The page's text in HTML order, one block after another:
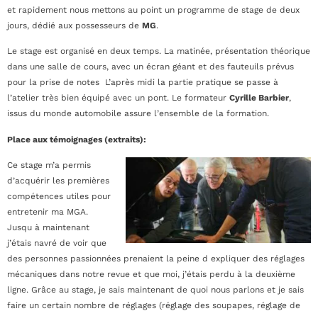
et rapidement nous mettons au point un programme de stage de deux
jours, dédié aux possesseurs de MG.
Le stage est organisé en deux temps. La matinée, présentation théorique
dans une salle de cours, avec un écran géant et des fauteuils prévus
pour la prise de notes L’après midi la partie pratique se passe à
l’atelier très bien équipé avec un pont. Le formateur Cyrille Barbier,
issus du monde automobile assure l’ensemble de la formation.
Place aux témoignages (extraits):
Ce stage m’a permis
d’acquérir les premières
compétences utiles pour
entretenir ma MGA.
Jusqu à maintenant
j’étais navré de voir que
des personnes passionnées prenaient la peine d expliquer des réglages
mécaniques dans notre revue et que moi, j’étais perdu à la deuxième
ligne. Grâce au stage, je sais maintenant de quoi nous parlons et je sais
faire un certain nombre de réglages (réglage des soupapes, réglage de